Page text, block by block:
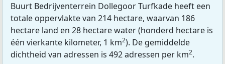
Buurt Bedrijventerrein Dollegoor Turfkade heeft een
totale oppervlakte van 214 hectare, waarvan 186
hectare land en 28 hectare water (honderd hectare is
één vierkante kilometer, 1 km2). De gemiddelde
dichtheid van adressen is 492 adressen per km2.